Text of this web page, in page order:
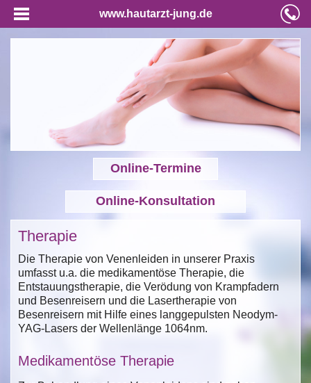
www.hautarzt-jung.de
Online-Termine
Online-Konsultation
Therapie
Die Therapie von Venenleiden in unserer Praxis
umfasst u.a. die medikamentöse Therapie, die
Entstauungstherapie, die Verödung von Krampfadern
und Besenreisern und die Lasertherapie von
Besenreisern mit Hilfe eines langgepulsten Neodym-
YAG-Lasers der Wellenlänge 1064nm.
Medikamentöse Therapie